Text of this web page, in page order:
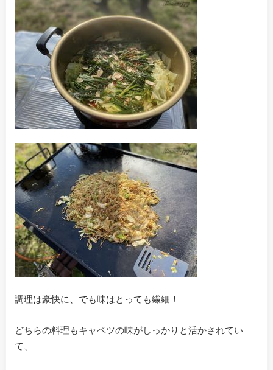
調理は豪快に、でも味はとっても繊細！
どちらの料理もキャベツの味がしっかりと活かされてい
て、